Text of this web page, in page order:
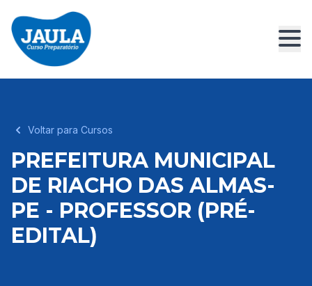
Voltar para Cursos
PREFEITURA MUNICIPAL
DE RIACHO DAS ALMAS-
PE - PROFESSOR (PRÉ-
EDITAL)